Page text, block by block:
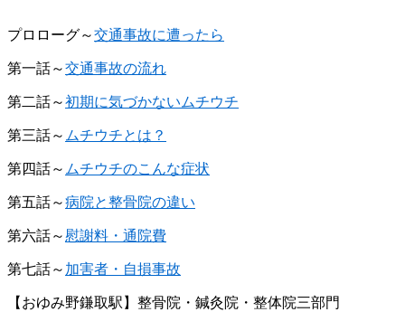
プロローグ～交通事故に遭ったら
第一話～交通事故の流れ
第二話～初期に気づかないムチウチ
第三話～ ムチウチとは？
第四話～ ムチウチのこんな症状
第五話～病院と整骨院の違い
第六話～慰謝料・通院費
第七話～ 加害者・自損事故
【おゆみ野鎌取駅】整骨院・鍼灸院・整体院三部門